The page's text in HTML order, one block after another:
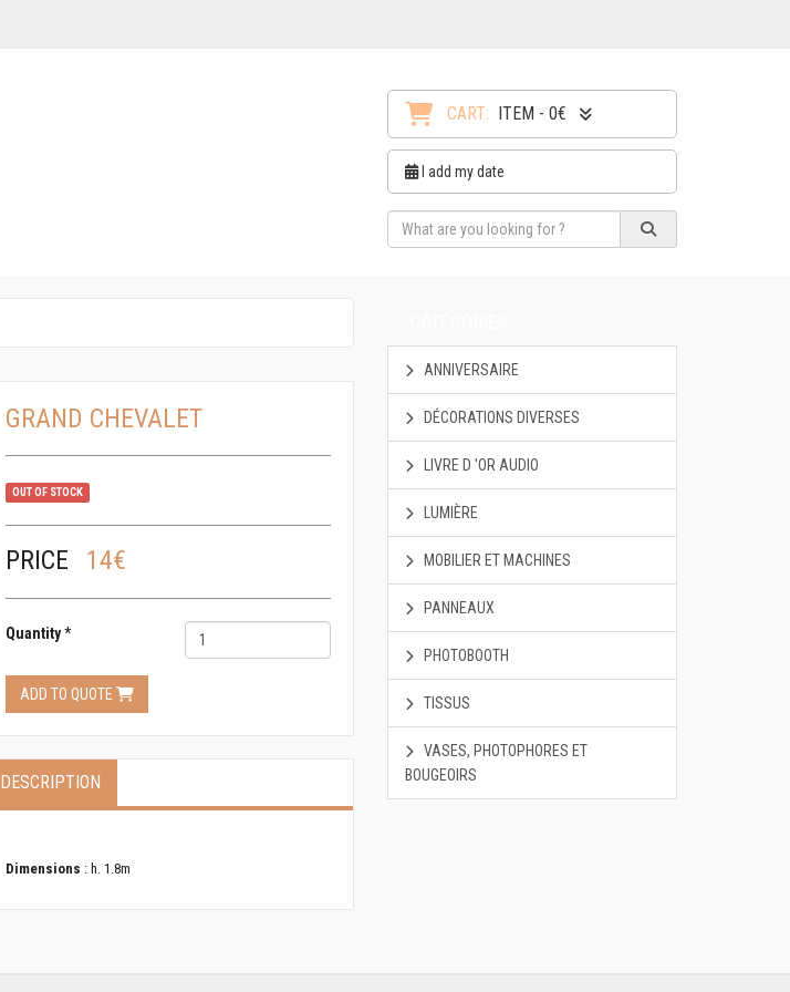
CART: ITEM - 0€
I add my date
GRAND CHEVALET
OUT OF STOCK
PRICE 14€
Quantity*
ADD TO QUOTE
DESCRIPTION
Dimensions : h. 1.8m
ANNIVERSAIRE
DÉCORATIONS DIVERSES
LIVRE D 'OR AUDIO
LUMIÈRE
MOBILIER ET MACHINES
PANNEAUX
PHOTOBOOTH
TISSUS
VASES, PHOTOPHORES ET
BOUGEOIRS